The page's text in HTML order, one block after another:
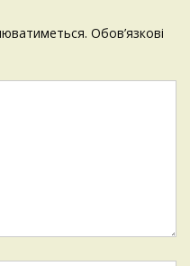
Обов’язкові